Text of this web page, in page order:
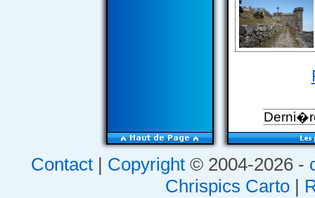
Contact| Copyright© 2004-2026 -
Chrispics Carto|